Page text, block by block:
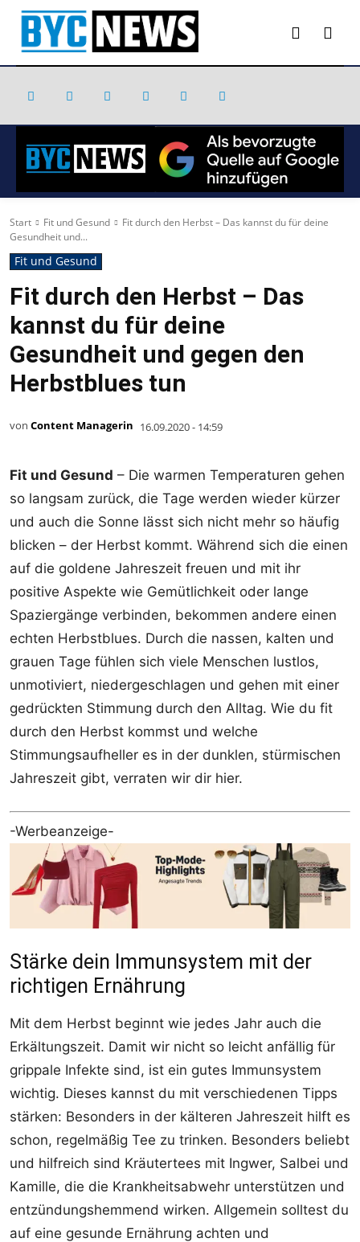
Start Fit und Gesund
Fit durch den Herbst – Das kannst du für deine
Gesundheit und...
Fit und Gesund
Fit durch den Herbst – Das
kannst du für deine
Gesundheit und gegen den
Herbstblues tun
von Content Managerin 16.09.2020 - 14:59
Fit und Gesund – Die warmen Temperaturen gehen
so langsam zurück, die Tage werden wieder kürzer
und auch die Sonne lässt sich nicht mehr so häufig
blicken – der Herbst kommt. Während sich die einen
auf die goldene Jahreszeit freuen und mit ihr
positive Aspekte wie Gemütlichkeit oder lange
Spaziergänge verbinden, bekommen andere einen
echten Herbstblues. Durch die nassen, kalten und
grauen Tage fühlen sich viele Menschen lustlos,
unmotiviert, niedergeschlagen und gehen mit einer
gedrückten Stimmung durch den Alltag. Wie du fit
durch den Herbst kommst und welche
Stimmungsaufheller es in der dunklen, stürmischen
Jahreszeit gibt, verraten wir dir hier.
-Werbeanzeige-
Stärke dein Immunsystem mit der
richtigen Ernährung
Mit dem Herbst beginnt wie jedes Jahr auch die
Erkältungszeit. Damit wir nicht so leicht anfällig für
grippale Infekte sind, ist ein gutes Immunsystem
wichtig. Dieses kannst du mit verschiedenen Tipps
stärken: Besonders in der kälteren Jahreszeit hilft es
schon, regelmäßig Tee zu trinken. Besonders beliebt
und hilfreich sind Kräutertees mit Ingwer, Salbei und
Kamille, die die Krankheitsabwehr unterstützen und
entzündungshemmend wirken. Allgemein solltest du
auf eine gesunde Ernährung achten und